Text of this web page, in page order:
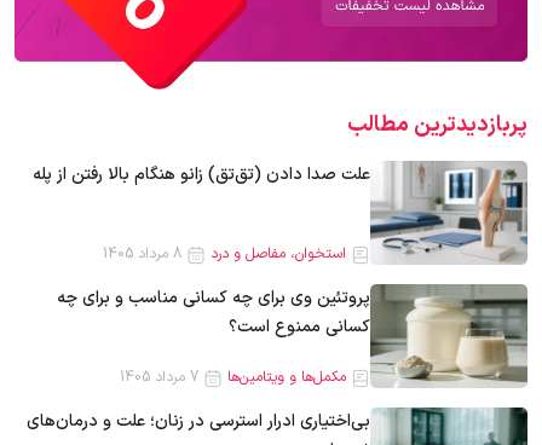
پربازدیدترین‌ مطالب
علت صدا دادن (تق‌تق) زانو هنگام بالا رفتن از پله
استخوان، مفاصل و درد
پروتئین وی برای چه کسانی مناسب و برای چه
کسانی ممنوع است؟
مکمل‌ها و ویتامین‌ها
بی‌اختیاری ادرار استرسی در زنان؛ علت و درمان‌های